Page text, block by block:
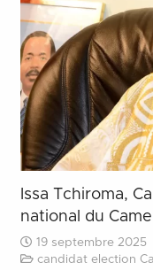
Issa Tchiroma,
national du
19 septembre 2025
candidat election